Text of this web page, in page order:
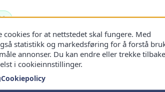
cookies for at nettstedet skal fungere. Med
statistikk og markedsføring for å forstå
annonser. Du kan endre eller trekke
i cookieinnstillinger.
Cookiepolicy